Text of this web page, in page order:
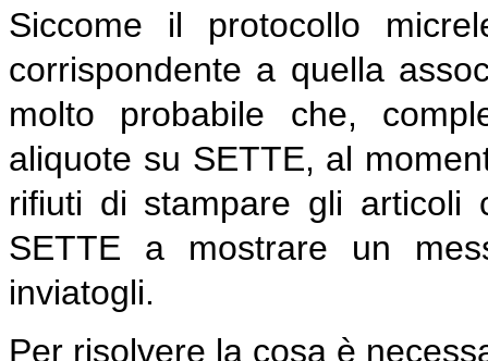
Siccome il protocollo
corrispondente a quella
molto probabile che,
aliquote su SETTE, al
rifiuti di stampare gli articoli
SETTE a mostrare un
inviatogli.
Per risolvere la cosa è